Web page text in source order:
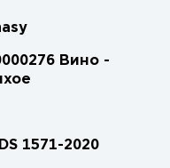
Вино -
1571-2020